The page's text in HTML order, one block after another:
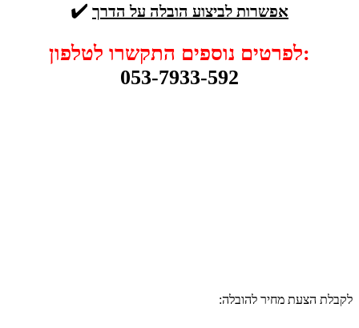
✔️ אפשרות לביצוע הובלה על הדרך
לפרטים נוספים התקשרו לטלפון:
053-7933-592
לקבלת הצעת מחיר להובלה: